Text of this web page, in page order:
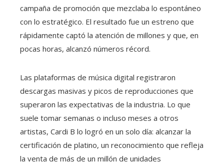
campaña de promoción que mezclaba lo espontáneo
con lo estratégico. El resultado fue un estreno que
rápidamente captó la atención de millones y que, en
pocas horas, alcanzó números récord.
Las plataformas de música digital registraron
descargas masivas y picos de reproducciones que
superaron las expectativas de la industria. Lo que
suele tomar semanas o incluso meses a otros
artistas, Cardi B lo logró en un solo día: alcanzar la
certificación de platino, un reconocimiento que refleja
la venta de más de un millón de unidades